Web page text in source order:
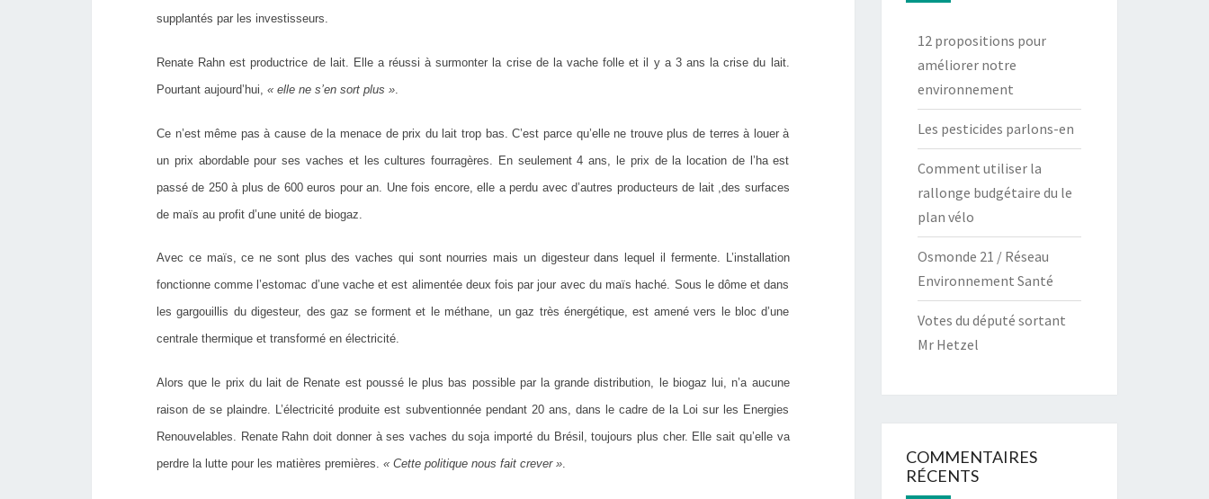
supplantés par les investisseurs.
Renate Rahn est productrice de lait. Elle a réussi à surmonter la crise de la vache folle et il y a 3 ans la crise du lait.
Pourtant aujourd’hui, « elle ne s’en sort plus ».
Ce n’est même pas à cause de la menace de prix du lait trop bas. C’est parce qu’elle ne trouve plus de terres à louer à
un prix abordable pour ses vaches et les cultures fourragères. En seulement 4 ans, le prix de la location de l’ha est
passé de 250 à plus de 600 euros pour an. Une fois encore, elle a perdu avec d’autres producteurs de lait ,des surfaces
de maïs au profit d’une unité de biogaz.
Avec ce maïs, ce ne sont plus des vaches qui sont nourries mais un digesteur dans lequel il fermente. L’installation
fonctionne comme l’estomac d’une vache et est alimentée deux fois par jour avec du maïs haché. Sous le dôme et dans
les gargouillis du digesteur, des gaz se forment et le méthane, un gaz très énergétique, est amené vers le bloc d’une
centrale thermique et transformé en électricité.
Alors que le prix du lait de Renate est poussé le plus bas possible par la grande distribution, le biogaz lui, n’a aucune
raison de se plaindre. L’électricité produite est subventionnée pendant 20 ans, dans le cadre de la Loi sur les Energies
Renouvelables. Renate Rahn doit donner à ses vaches du soja importé du Brésil, toujours plus cher. Elle sait qu’elle va
perdre la lutte pour les matières premières. « Cette politique nous fait crever »
12 propositions pour
améliorer notre
environnement
Les pesticides parlons-en
Comment utiliser la
rallonge budgétaire du le
plan vélo
Osmonde 21 / Réseau
Environnement Santé
Votes du député sortant
Mr Hetzel
COMMENTAIRES
RÉCENTS